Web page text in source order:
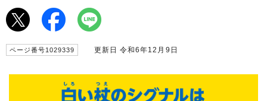
ページ番号1029339 更新日 令和6年12月9日